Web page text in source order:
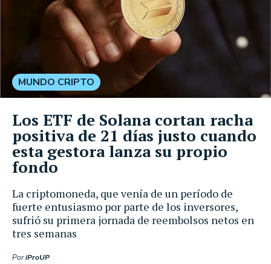
La criptomoneda, que venía de un período de
fuerte entusiasmo por parte de los inversores,
sufrió su primera jornada de reembolsos netos en
tres semanas
PoriProUP
MUNDO CRIPTO
Los ETF de Solana cortan racha
positiva de 21 días justo cuando
esta gestora lanza su propio
fondo